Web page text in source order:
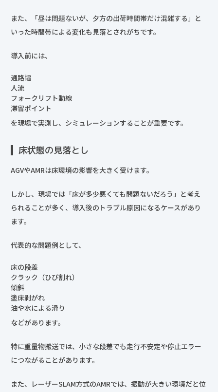
また、「昼は問題ないが、夕方の出荷時間帯だけ混雑する」と
いった時間帯による変化も見落とされがちです。
導入前には、
通路幅
人流
フォークリフト動線
滞留ポイント
を現場で実測し、シミュレーションすることが重要です。
床状態の見落とし
AGVやAMRは床環境の影響を大きく受けます。
しかし、現場では「床が多少悪くても問題ないだろう」と考え
られることが多く、導入後のトラブル原因になるケースがあり
ます。
代表的な問題例として、
床の段差
クラック（ひび割れ）
傾斜
塗床剥がれ
油や水による滑り
などがあります。
特に重量物搬送では、小さな段差でも走行不安定や停止エラー
につながることがあります。
また、レーザーSLAM方式のAMRでは、振動が大きい環境だと位